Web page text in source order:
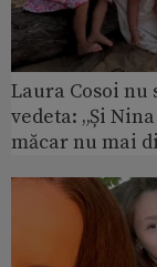
Laura Cosoi nu
vedeta: „Și
măcar nu mai